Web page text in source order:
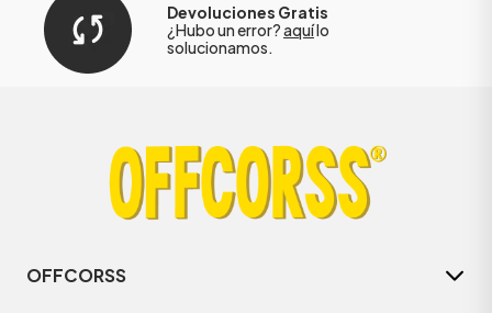
Devoluciones Gratis
¿Hubo un error?aquílo
solucionamos.
OFFCORSS